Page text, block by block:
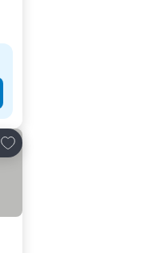
Føj til favoritter